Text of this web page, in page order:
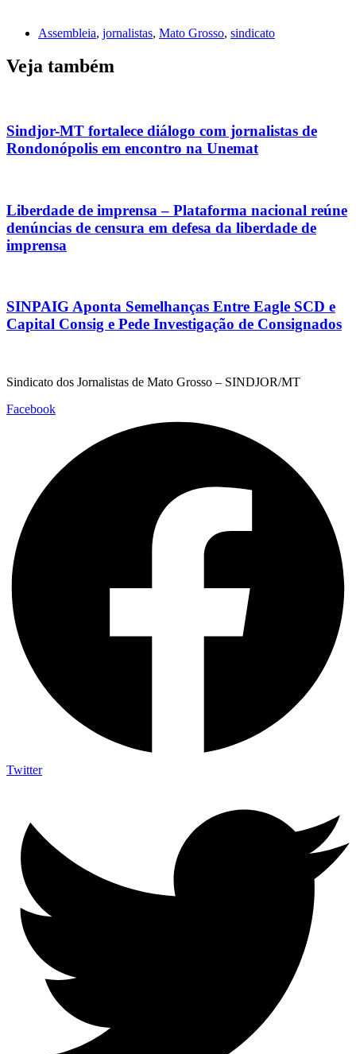
Assembleia, jornalistas, Mato Grosso, sindicato
Veja também
Sindjor-MT fortalece diálogo com jornalistas de
Rondonópolis em encontro na Unemat
Liberdade de imprensa – Plataforma nacional reúne
denúncias de censura em defesa da liberdade de
imprensa
SINPAIG Aponta Semelhanças Entre Eagle SCD e
Capital Consig e Pede Investigação de Consignados
Sindicato dos Jornalistas de Mato Grosso – SINDJOR/MT
Facebook
Twitter